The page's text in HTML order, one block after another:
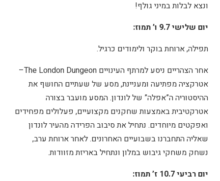
ונצא לבלות במיני גולף!
יום שלישי 9.7 ו’ תמוז:
תפילה, ארוחת בוקר ולימודים כרגיל.
אחר הצהריים ניסע למרתף העינויים The London Dungeon–
אטרקציה מפתיעה ומעניינת, מסע של שעתיים החושף את
ההיסטוריה ה”אפלה” של לונדון. המסע מועבר בצורה
אטרקטיבית באמצעות שחקנים מקצועיים, פעלולים מפחידים
ואפקטים מיוחדים. נתחיל את סיבוב הפרידה מהעיר לונדון
שאליה התחברנו בשבועיים האחרונים. לאחר ארוחת ערב,
נשחק משחקי גיבוש במלון ונתחיל באריזת מזוודות.
יום רביעי 10.7 ז’ תמוז: